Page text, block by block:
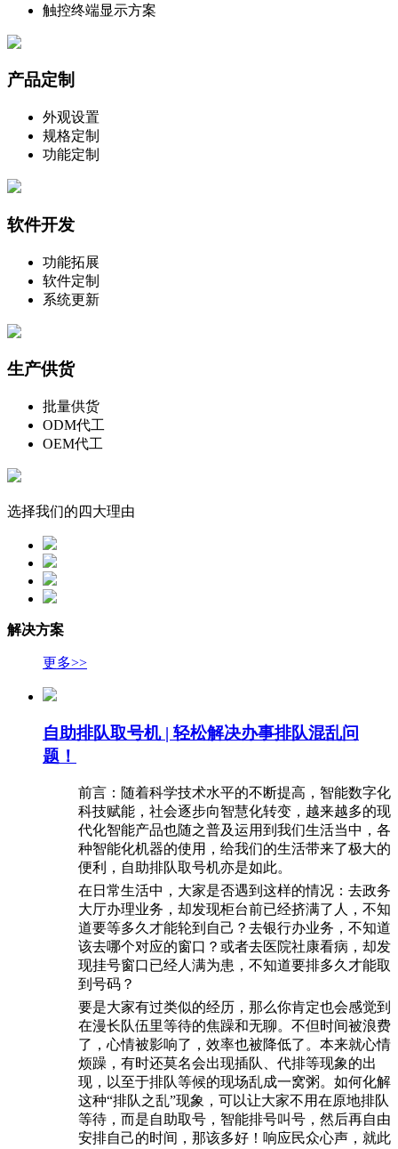
触控终端显示方案
产品定制
外观设置
规格定制
功能定制
软件开发
功能拓展
软件定制
系统更新
生产供货
批量供货
ODM代工
OEM代工
选择我们的四大理由
解决方案
更多>>
自助排队取号机 | 轻松解决办事排队混乱问
题！
前言：随着科学技术水平的不断提高，智能数字化
科技赋能，社会逐步向智慧化转变，越来越多的现
代化智能产品也随之普及运用到我们生活当中，各
种智能化机器的使用，给我们的生活带来了极大的
便利，自助排队取号机亦是如此。
在日常生活中，大家是否遇到这样的情况：去政务
大厅办理业务，却发现柜台前已经挤满了人，不知
道要等多久才能轮到自己？去银行办业务，不知道
该去哪个对应的窗口？或者去医院社康看病，却发
现挂号窗口已经人满为患，不知道要排多久才能取
到号码？
要是大家有过类似的经历，那么你肯定也会感觉到
在漫长队伍里等待的焦躁和无聊。不但时间被浪费
了，心情被影响了，效率也被降低了。本来就心情
烦躁，有时还莫名会出现插队、代排等现象的出
现，以至于排队等候的现场乱成一窝粥。如何化解
这种“排队之乱”现象，可以让大家不用在原地排队
等待，而是自助取号，智能排号叫号，然后再自由
安排自己的时间，那该多好！响应民众心声，就此